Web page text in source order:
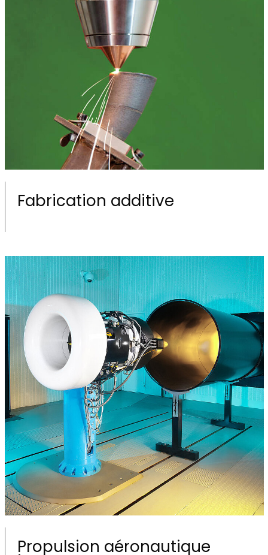
Fabrication additive
Propulsion aéronautique